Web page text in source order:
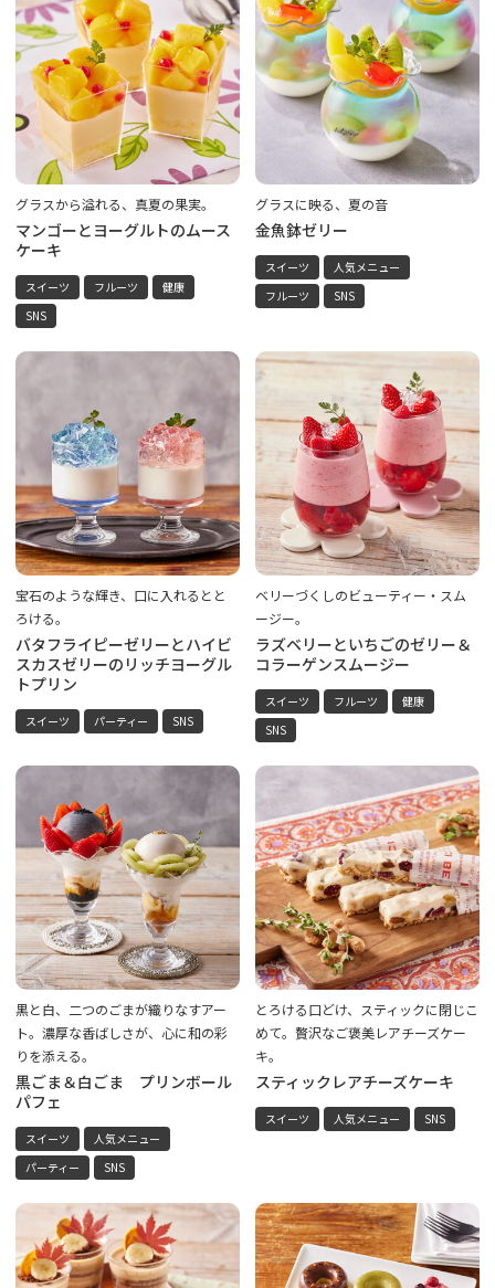
グラスから溢れる、真夏の果実。
マンゴーとヨーグルトのムース
ケーキ
スイーツ フルーツ
健康
SNS
グラスに映る、夏の音
金魚鉢ゼリー
スイーツ
人気メニュー
フルーツ
SNS
宝石のような輝き、口に入れるとと
ろける。
バタフライピーゼリーとハイビ
スカスゼリーのリッチヨーグル
トプリン
スイーツ パーティー SNS
ベリーづくしのビューティー・スム
ージー。
ラズベリーといちごのゼリー＆
コラーゲンスムージー
スイーツ フルーツ
健康
SNS
黒と白、二つのごまが織りなすアー
ト。濃厚な香ばしさが、心に和の彩
りを添える。
黒ごま＆白ごま プリンボール
パフェ
スイーツ
人気メニュー
パーティー
SNS
とろける口どけ、スティックに閉じこ
めて。贅沢なご褒美レアチーズケー
キ。
スティックレアチーズケーキ
スイーツ 人気メニュー SNS